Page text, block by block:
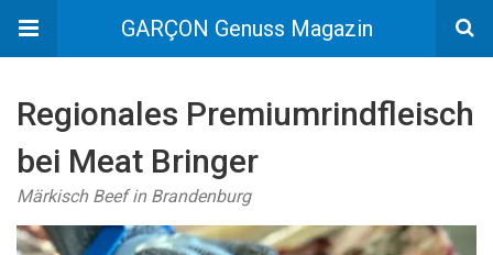
GARÇON Genuss Magazin
Regionales Premiumrindfleisch
bei Meat Bringer
Märkisch Beef in Brandenburg